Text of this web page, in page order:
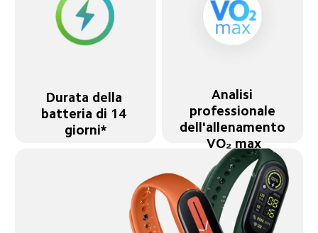
Durata della
batteria di 14
giorni*
Analisi
professionale
dell'allenamento
VO₂ max